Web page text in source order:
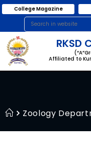
College Magazine
RKSD
Affiliated to
Zoology